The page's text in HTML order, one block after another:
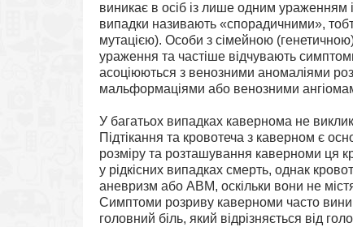
виникає в осіб із лише одним ураженням
випадки називають «спорадичними»,
мутацією). Особи з сімейною
ураження та частіше відчувають
асоціюються з венозними аномаліями
мальформаціями або венозними
У багатьох випадках кавернома не
Підтікання та кровотеча з каверном є
розміру та розташування каверноми ця
у рідкісних випадках смерть, однак
аневризм або АВМ, оскільки вони не
Симптоми розриву каверноми часто
головний біль, який відрізняється від